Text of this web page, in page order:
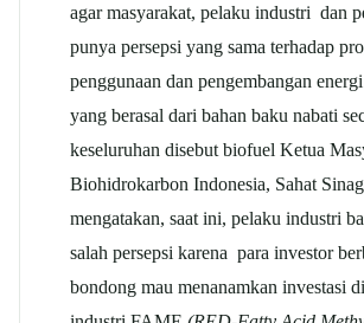
agar masyarakat, pelaku industri dan
punya persepsi yang sama terhadap
penggunaan dan pengembangan
yang berasal dari bahan baku nabati
keseluruhan disebut biofuel Ketua
Biohidrokarbon Indonesia, Sahat
mengatakan, saat ini, pelaku industri
salah persepsi karena para investor
bondong mau menanamkan investasi